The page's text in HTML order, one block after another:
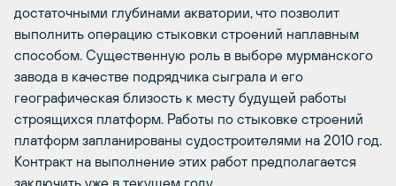
достаточными глубинами акватории, что позволит
выполнить операцию стыковки строений наплавным
способом. Существенную роль в выборе мурманского
завода в качестве подрядчика сыграла и его
географическая близость к месту будущей работы
строящихся платформ. Работы по стыковке строений
платформ запланированы судостроителями на 2010 год.
Контракт на выполнение этих работ предполагается
заключить уже в текущем году.